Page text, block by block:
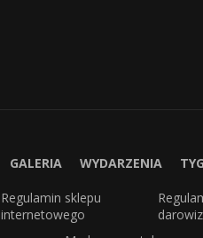
GALERIA WYDARZENIA
Regulamin sklepu
internetowego